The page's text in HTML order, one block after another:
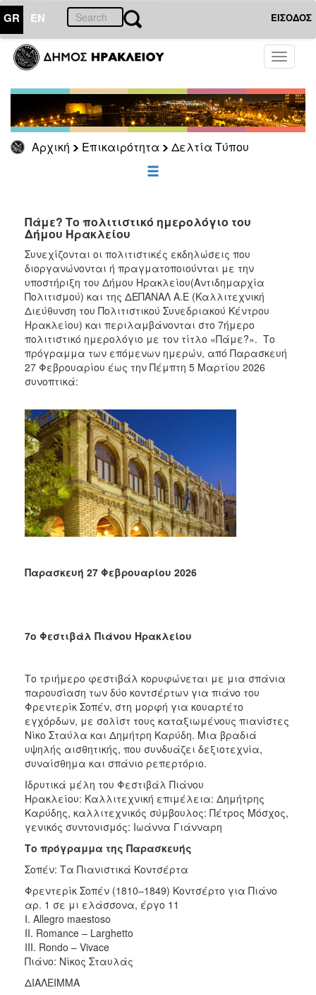
GR EN ΕΙΣΟΔΟΣ
Toggle
Αρχική Επικαιρότητα Δελτία Τύπου
ΕΠΙΚΑΙΡΟΤΗΤΑ
Τύπου
Αρχείο
ΕΠΙΣΚΕΠΤΗΣ
ΗΡΑΚΛΕΙΟ
Πάμε? Το πολιτιστικό ημερολόγιο του
Δήμου Ηρακλείου
Συνεχίζονται οι πολιτιστικές εκδηλώσεις που
διοργανώνονται ή πραγματοποιούνται με την
υποστήριξη του Δήμου Ηρακλείου(Αντιδημαρχία
Πολιτισμού) και της ΔΕΠΑΝΑΛ Α.Ε (Καλλιτεχνική
Διεύθυνση του Πολιτιστικού Συνεδριακού Κέντρου
Ηρακλείου) και περιλαμβάνονται στο 7ήμερο
πολιτιστικό ημερολόγιο με τον τίτλο «Πάμε?». Το
πρόγραμμα των επόμενων ημερών, από Παρασκευή
27 Φεβρουαρίου έως την Πέμπτη 5 Μαρτίου 2026
συνοπτικά:
Παρασκευή 27 Φεβρουαρίου 2026
7ο Φεστιβάλ Πιάνου Ηρακλείου
Το τριήμερο φεστιβάλ κορυφώνεται με μια σπάνια
παρουσίαση των δύο κοντσέρτων για πιάνο του
Φρεντερίκ Σοπέν, στη μορφή για κουαρτέτο
εγχόρδων, με σολίστ τους καταξιωμένους πιανίστες
Νίκο Σταύλα και Δημήτρη Καρύδη. Μια βραδιά
υψηλής αισθητικής, που συνδυάζει δεξιοτεχνία,
συναίσθημα και σπάνιο ρεπερτόριο.
Ιδρυτικά μέλη του Φεστιβάλ Πιάνου
Ηρακλείου: Καλλιτεχνική επιμέλεια: Δημήτρης
Καρύδης, καλλιτεχνικός σύμβουλος: Πέτρος Μόσχος,
γενικός συντονισμός: Ιωάννα Γιάνναρη
Το πρόγραμμα της Παρασκευής
Σοπέν: Τα Πιανιστικά Κοντσέρτα
Φρεντερίκ Σοπέν (1810–1849) Κοντσέρτο για Πιάνο
αρ. 1 σε μι ελάσσονα, έργο 11
I. Allegro maestoso
II. Romance – Larghetto
III. Rondo – Vivace
Πιάνo: Νίκος Σταυλάς
ΔΙΑΛΕΙΜΜΑ